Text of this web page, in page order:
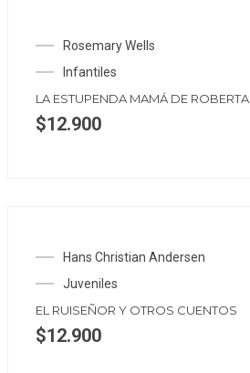
Rosemary Wells
Infantiles
LA ESTUPENDA MAMÁ DE ROBERTA
$12.900
Hans Christian Andersen
Juveniles
EL RUISEÑOR Y OTROS CUENTOS
$12.900